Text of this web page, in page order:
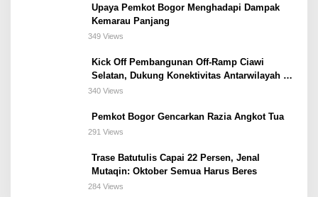
Upaya Pemkot Bogor Menghadapi Dampak
Kemarau Panjang
349 Views
Kick Off Pembangunan Off-Ramp Ciawi
Selatan, Dukung Konektivitas Antarwilayah di
Bogor Selatan
340 Views
Pemkot Bogor Gencarkan Razia Angkot Tua
291 Views
Trase Batutulis Capai 22 Persen, Jenal
Mutaqin: Oktober Semua Harus Beres
284 Views